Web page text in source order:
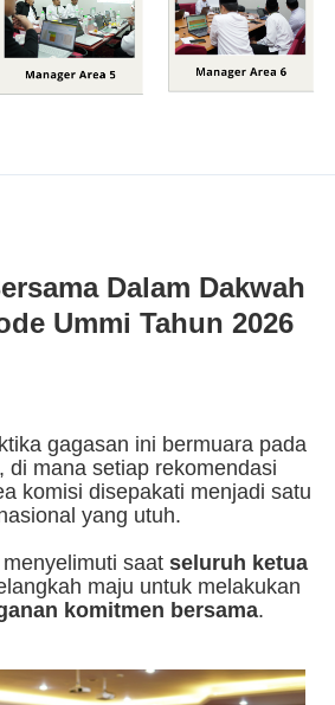
Dalam Dakwah
Ummi Tahun 2026
gagasan ini bermuara pada
di mana setiap rekomendasi
komisi disepakati menjadi satu
yang utuh.
saat seluruh ketua
maju untuk melakukan
komitmen bersama.